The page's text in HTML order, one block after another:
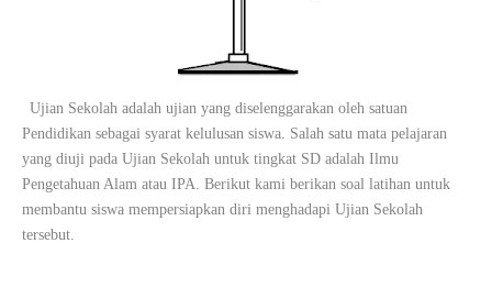
Ujian Sekolah adalah ujian yang diselenggarakan oleh satuan
Pendidikan sebagai syarat kelulusan siswa. Salah satu mata pelajaran
yang diuji pada Ujian Sekolah untuk tingkat SD adalah Ilmu
Pengetahuan Alam atau IPA. Berikut kami berikan soal latihan untuk
membantu siswa mempersiapkan diri menghadapi Ujian Sekolah
tersebut.